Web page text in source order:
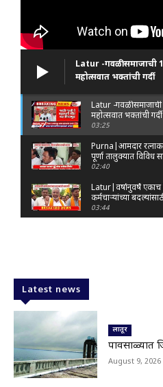
Latur -गवळी समाजाची
महोत्सवात भक्तांची गर्दी
Latur -गवळी
महोत्सवात भक्तांची गर्दी
03:25
Purna|आमदार रत्नाकर
पूर्णा तालुक्यात विविध
02:40
Latur|वर्षानुवर्षे एकाच
कर्मचाऱ्यांच्या
03:44
Solapur| मोहोळमध्ये
01:19
Latur|नांदेड–बिदर
भेगा; अपघाताचा धोका
00:59
Latest news
लातूर
पावसाळ्यात
August 9, 2026